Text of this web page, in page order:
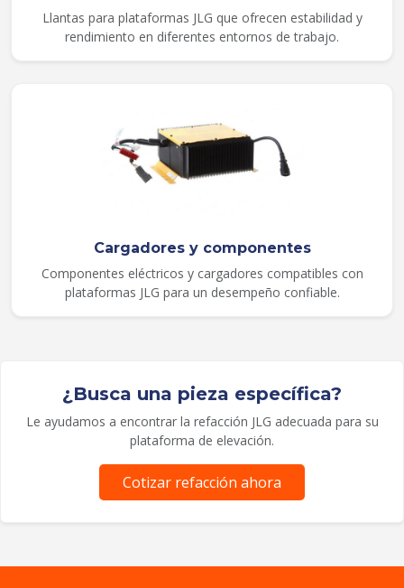
Llantas para plataformas JLG que ofrecen estabilidad y
rendimiento en diferentes entornos de trabajo.
Cargadores y componentes
Componentes eléctricos y cargadores compatibles con
plataformas JLG para un desempeño confiable.
¿Busca una pieza específica?
Le ayudamos a encontrar la refacción JLG adecuada para su
plataforma de elevación.
Cotizar refacción ahora